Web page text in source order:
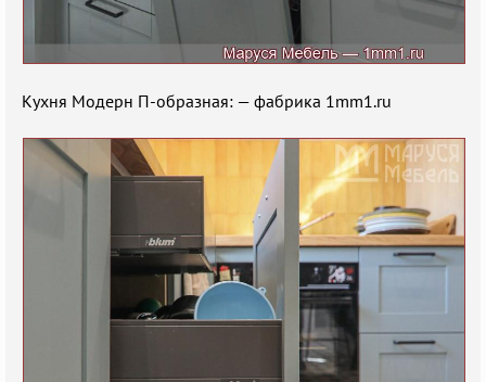
Кухня Модерн П-образная: — фабрика 1mm1.ru